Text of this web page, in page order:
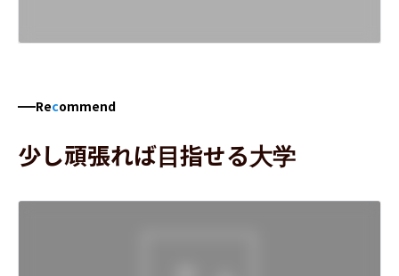
Recommend
少し頑張れば目指せる大学